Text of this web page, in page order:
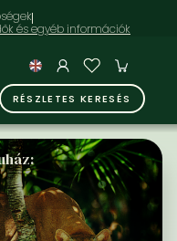
RÉSZLETES KERESÉS